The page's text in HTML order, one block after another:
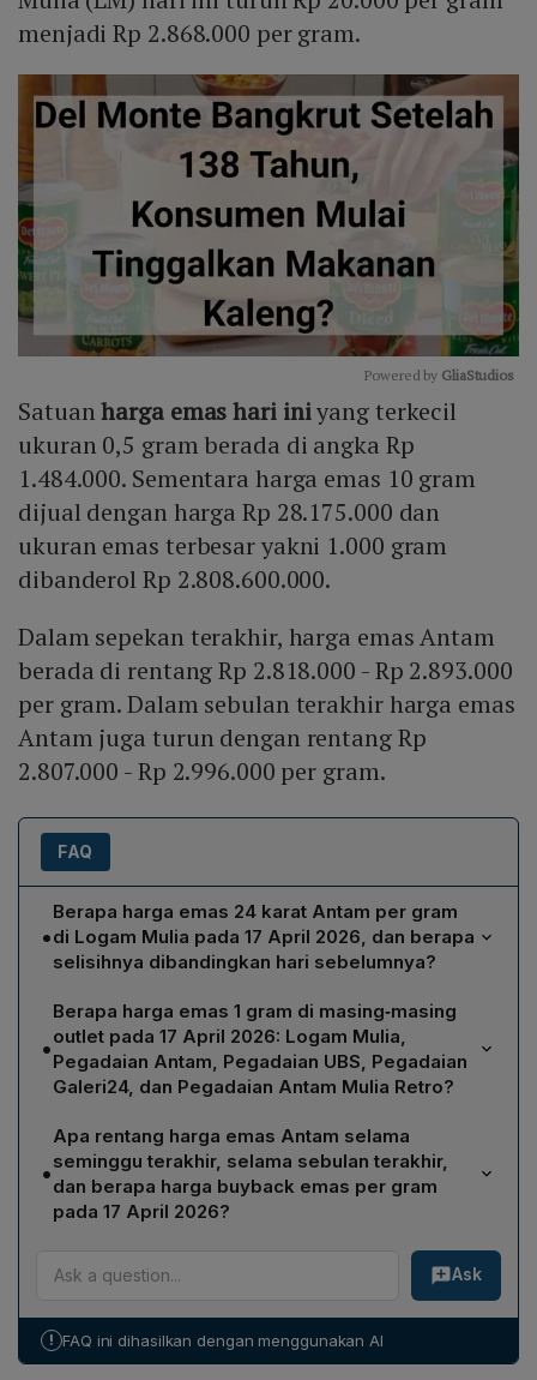
menjadi Rp 2.868.000 per gram.
Mute
Powered by GliaStudios
Satuanharga emas hari iniyang terkecil
ukuran 0,5 gram berada di angka Rp
1.484.000. Sementara harga emas 10 gram
dijual dengan harga Rp 28.175.000 dan
ukuran emas terbesar yakni 1.000 gram
dibanderol Rp 2.808.600.000.
Dalam sepekan terakhir, harga emas Antam
berada di rentang Rp 2.818.000 - Rp 2.893.000
per gram. Dalam sebulan terakhir harga emas
Antam juga turun dengan rentang Rp
2.807.000 - Rp 2.996.000 per gram.
FAQ
•
Berapa harga emas 24 karat Antam per gram
di Logam Mulia pada 17 April 2026, dan berapa
selisihnya dibandingkan hari sebelumnya?
Harga emas 24 karat Antam di Logam Mulia pada 17
April 2026 adalah Rp 2.868.000 per gram, turun
sebesar Rp 20.000 per gram dibandingkan
perdagangan kemarin.
•
Berapa harga emas 1 gram di masing‑masing
outlet pada 17 April 2026: Logam Mulia,
Pegadaian Antam, Pegadaian UBS, Pegadaian
Galeri24, dan Pegadaian Antam Mulia Retro?
3.004.000; Pegadaian UBS: Rp 2.918.000; Pegadaian
Galeri24: Rp 2.886.000; Pegadaian Antam Mulia Retro:
Rp 2.959.000 per gram.
•
Apa rentang harga emas Antam selama
seminggu terakhir, selama sebulan terakhir,
dan berapa harga buyback emas per gram
pada 17 April 2026?
Dalam sepekan terakhir, harga emas Antam berada di
rentang Rp 2.818.000–Rp 2.893.000 per gram. Dalam
sebulan terakhir, rentangnya Rp 2.807.000–Rp
tersebut turun menjadi Rp 2.659.000 per gram.
Ask
! FAQ ini dihasilkan dengan menggunakan AI